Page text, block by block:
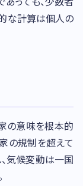
な計算は個人の
の意味を根本的
の規制を超えて
気候変動は一国